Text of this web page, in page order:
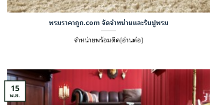
พรมราคาถูก.com จัดจำหน่ายและรับปูพรม
จำหน่ายพร้อมติด[อ่านต่อ]
15
พ.ย.